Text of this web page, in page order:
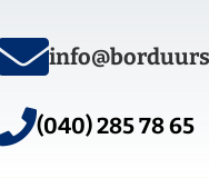
(040) 285 78 65